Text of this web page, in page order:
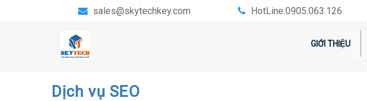
sales@skytechkey.com HotLine:0905.063.126
GIỚI THIỆU
Dịch vụ SEO